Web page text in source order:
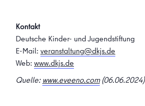
Kontakt
Deutsche Kinder- und Jugendstiftung
E-Mail: veranstaltung@dkjs.de
Web: www.dkjs.de
Quelle: www.eveeno.com(06.06.2024)